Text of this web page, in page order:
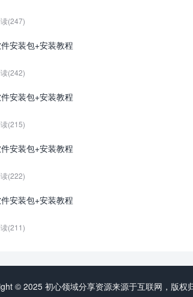
(247)
安装包+安装教程
(242)
安装包+安装教程
(215)
安装包+安装教程
(222)
安装包+安装教程
(211)
© 2025 初心领域分享资源来源于互联网，版